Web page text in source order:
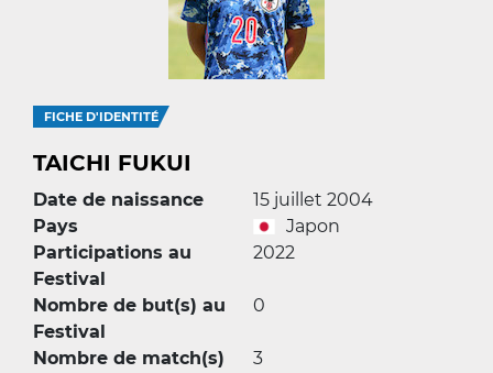
FICHE D'IDENTITÉ
TAICHI FUKUI
Date de naissance
15 juillet 2004
Pays
Japon
Participations au
Festival
2022
Nombre de but(s) au
Festival
0
Nombre de match(s)
3